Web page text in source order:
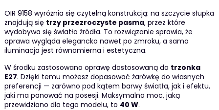
OIR 9158 wyróżnia się czytelną konstrukcją: na szczycie słupka
znajdują się trzy przezroczyste pasma, przez które
wydobywa się światło źródła. To rozwiązanie sprawia, że
oprawa wygląda elegancko nawet po zmroku, a sama
iluminacja jest równomierna i estetyczna.
W środku zastosowano oprawę dostosowaną do trzonka
E27. Dzięki temu możesz dopasować żarówkę do własnych
preferencji — zarówno pod kątem barwy światła, jak i efektu,
jaki ma panować na posesji. Maksymalna moc, jaką
przewidziano dla tego modelu, to 40 W.